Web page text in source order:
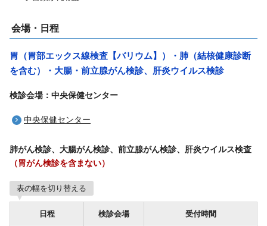
会場・日程
胃（胃部エックス線検査【バリウム】）・肺（結核健康診断
を含む）・大腸・前立腺がん検診、肝炎ウイルス検診
検診会場：中央保健センター
中央保健センター
肺がん検診、大腸がん検診、前立腺がん検診、肝炎ウイルス検査
（胃がん検診を含まない）
表の幅を切り替える
日程 検診会場 受付時間